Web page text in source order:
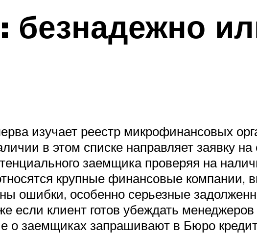
изучает реестр микрофинансовых
в этом списке направляет заявку на
заемщика проверяя на
крупные финансовые компании,
ошибки, особенно серьезные
если клиент готов убеждать
о заемщиках запрашивают в Бюро